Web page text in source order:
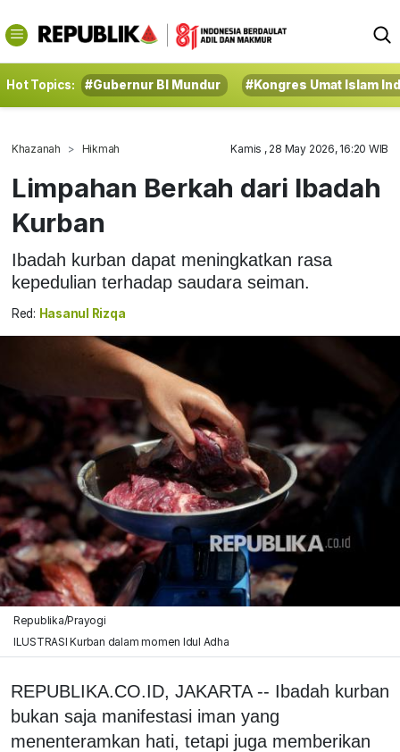
Hot Topics: #Gubernur BI Mundur #Kongres Umat Islam
Khazanah Hikmah Kamis , 28 May 2026, 16:20 WIB
Limpahan Berkah dari Ibadah
Kurban
Ibadah kurban dapat meningkatkan rasa
kepedulian terhadap saudara seiman.
Red: Hasanul Rizqa
Republika/Prayogi
ILUSTRASI Kurban dalam momen Idul Adha
REPUBLIKA.CO.ID, JAKARTA -- Ibadah kurban
bukan saja manifestasi iman yang
menenteramkan hati, tetapi juga memberikan